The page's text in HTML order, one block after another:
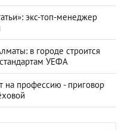
экс-топ-менеджер
в городе строится
УЕФА
на профессию - приговор